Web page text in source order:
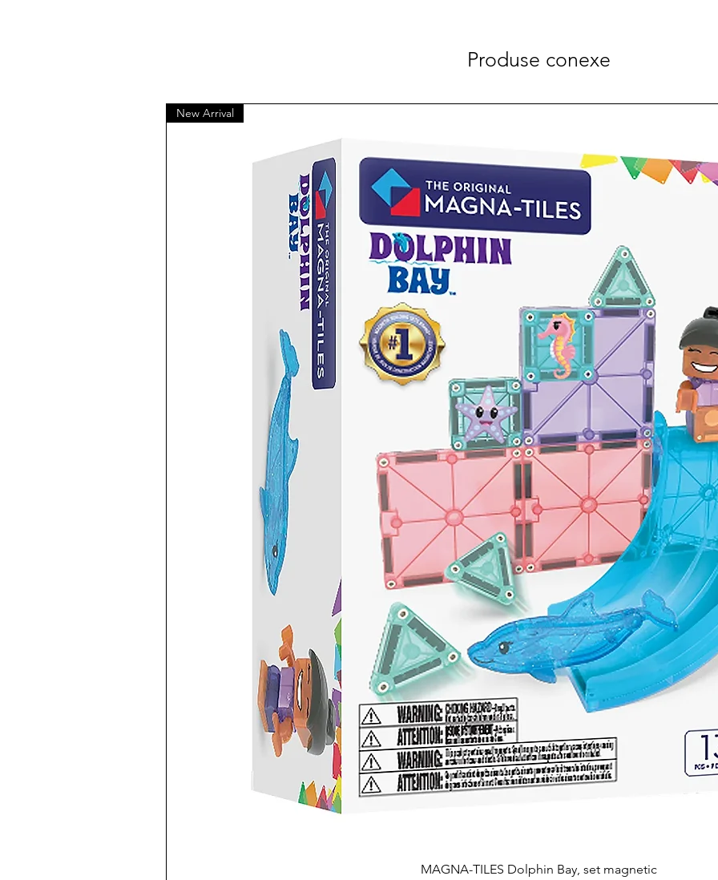
Produse conexe
Afișare rapidă
New Arrival
MAGNA-TILES Dolphin Bay, set magnetic